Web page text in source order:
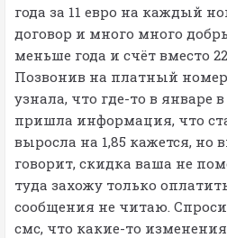
года за 11 евро на каждый
договор и много много
меньше года и счёт вместо
Позвонив на платный
узнала, что где-то в январе
пришла информация, что
выросла на 1,85 кажется, но
говорит, скидка ваша не
туда захожу только
сообщения не читаю.
смс, что какие-то